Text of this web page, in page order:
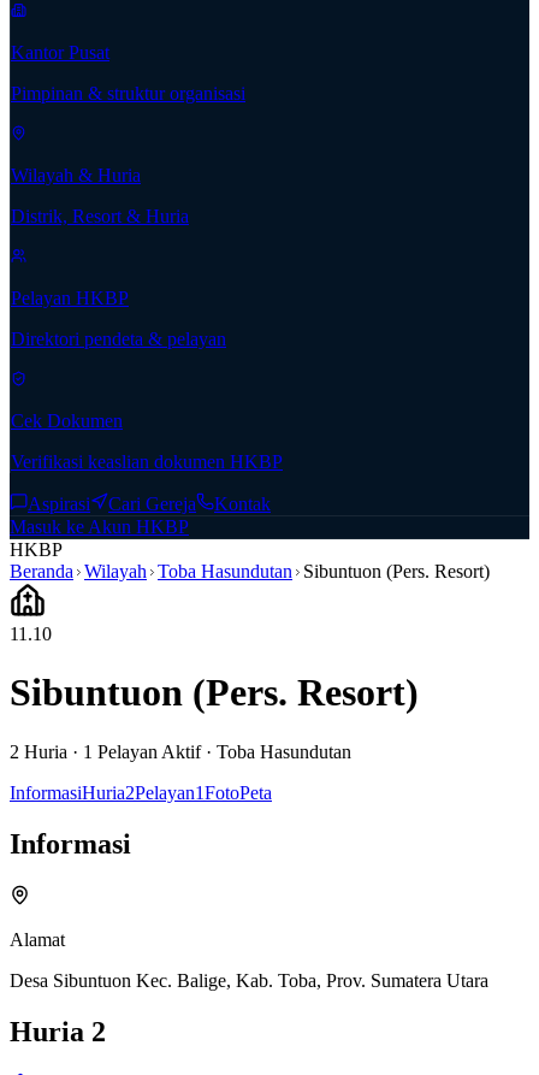
Kantor Pusat
Pimpinan & struktur organisasi
Wilayah & Huria
Distrik, Resort & Huria
Pelayan HKBP
Direktori pendeta & pelayan
Cek Dokumen
Verifikasi keaslian dokumen HKBP
Aspirasi Cari Gereja
Kontak
Masuk ke Akun HKBP
HKBP
Beranda Wilayah Toba Hasundutan Sibuntuon (Pers. Resort)
11.10
Sibuntuon (Pers. Resort)
2 Huria · 1 Pelayan Aktif· Toba Hasundutan
InformasiHuria2Pelayan1FotoPeta
Informasi
Alamat
Desa Sibuntuon Kec. Balige, Kab. Toba, Prov. Sumatera Utara
Huria 2